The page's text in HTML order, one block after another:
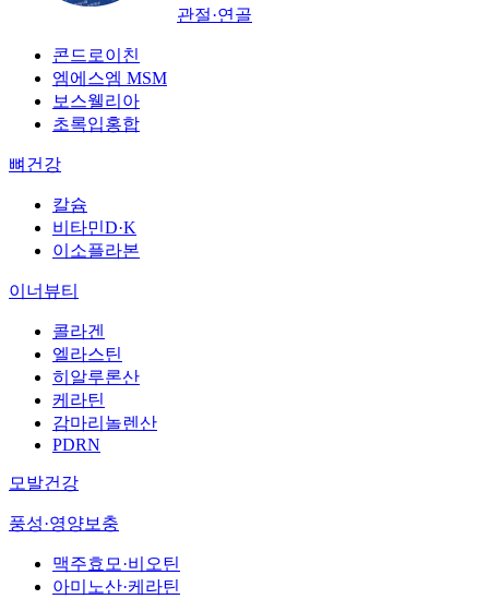
관절·연골
콘드로이친
엠에스엠 MSM
보스웰리아
초록입홍합
뼈건강
칼슘
비타민D·K
이소플라본
이너뷰티
콜라겐
엘라스틴
히알루론산
케라틴
감마리놀렌산
PDRN
모발건강
풍성·영양보충
맥주효모·비오틴
아미노산·케라틴